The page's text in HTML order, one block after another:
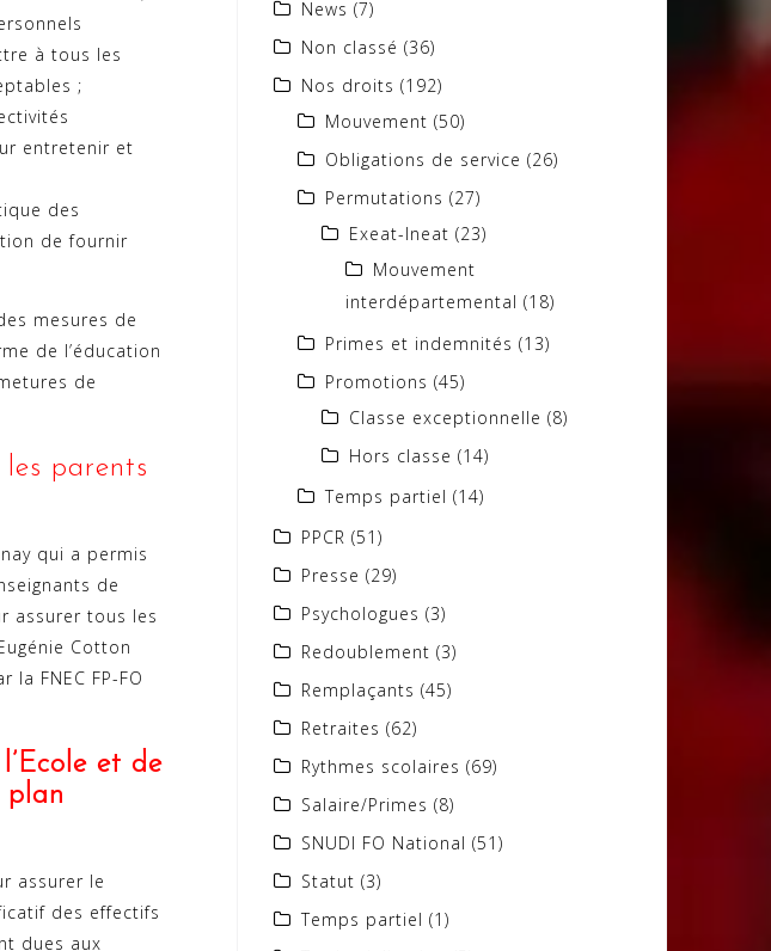
à tous les
;
entretenir et
des
de fournir
mesures de
de l’éducation
de
les parents
qui a permis
de
assurer tous les
Cotton
la FNEC FP-FO
et de
plan
assurer le
des effectifs
dues aux
News (7)
Non classé (36)
Nos droits (192)
Mouvement (50)
Obligations de service (26)
Permutations (27)
Exeat-Ineat (23)
Mouvement
interdépartemental (18)
Primes et indemnités (13)
Promotions (45)
Classe exceptionnelle (8)
Hors classe (14)
Temps partiel (14)
PPCR (51)
Presse (29)
Psychologues (3)
Redoublement (3)
Remplaçants (45)
Retraites (62)
Rythmes scolaires (69)
Salaire/Primes (8)
SNUDI FO National (51)
Statut (3)
Temps partiel (1)